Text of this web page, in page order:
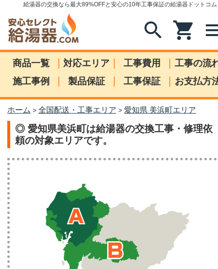
給湯器の交換なら最大89%OFFと安心の10年工事保証の給湯器ドットコム
search shopping_cart
商品一覧 | 対応エリア | 工事費用 | 工事の流
施工事例
| 製品保証 | 工事保証 | お支払方
ホーム > 全国配送・工事エリア > 愛知県 美浜町エリア
◎ 愛知県美浜町は給湯器の交換工事・修理依
頼の対象エリアです。